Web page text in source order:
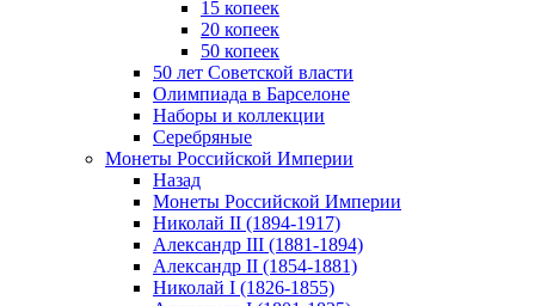
15 копеек
20 копеек
50 копеек
50 лет Советской власти
Олимпиада в Барселоне
Наборы и коллекции
Серебряные
Монеты Российской Империи
Назад
Монеты Российской Империи
Николай II (1894-1917)
Александр III (1881-1894)
Александр II (1854-1881)
Николай I (1826-1855)